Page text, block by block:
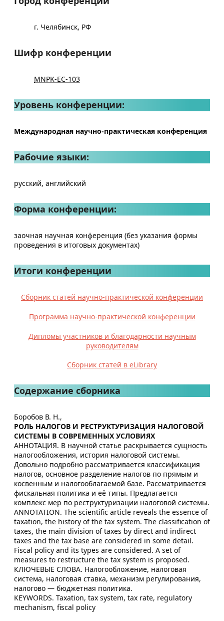
г. Челябинск, РФ
Шифр конференции
MNPK-EC-103
Уровень конференции:
Международная научно-практическая конференция
Рабочие языки:
русский, английский
Форма конференции:
заочная научная конференция (без указания формы
проведения в итоговых документах)
Итоги конференции
Сборник статей научно-практической конференции
Программа научно-практической конференции
Дипломы участников и благодарности научным
руководителям
Сборник статей в eLibrary
Содержание сборника
Боробов В. Н.,
РОЛЬ НАЛОГОВ И РЕСТРУКТУРИЗАЦИЯ НАЛОГОВОЙ
СИСТЕМЫ В СОВРЕМЕННЫХ УСЛОВИЯХ
АННОТАЦИЯ. В научной статье раскрывается сущность
налогообложения, история налоговой системы.
Довольно подробно рассматривается классификация
налогов, основное разделение налогов по прямым и
косвенным и налогооблагаемой базе. Рассматривается
фискальная политика и её типы. Предлагается
комплекс мер по реструктуризации налоговой системы.
ANNOTATION. The scientific article reveals the essence of
taxation, the history of the tax system. The classification of
taxes, the main division of taxes by direct and indirect
taxes and the tax base are considered in some detail.
Fiscal policy and its types are considered. A set of
measures to restructure the tax system is proposed.
КЛЮЧЕВЫЕ СЛОВА. Налогообложение, налоговая
система, налоговая ставка, механизм регулирования,
налогово — бюджетная политика.
KEYWORDS. Taxation, tax system, tax rate, regulatory
mechanism, fiscal policy